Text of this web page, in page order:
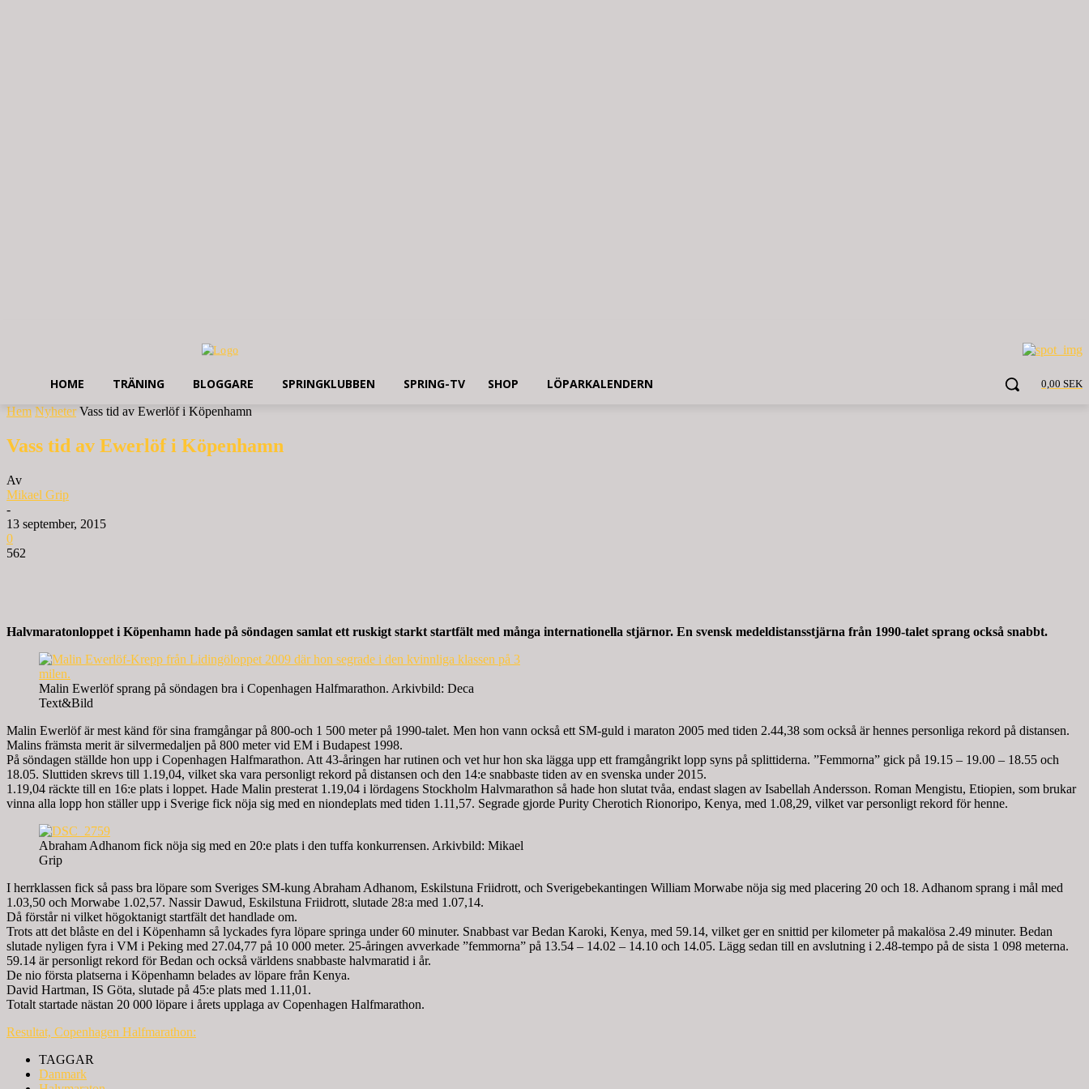
0,00 SEK
HOME TRÄNING BLOGGARE SPRINGKLUBBEN SPRING-TV SHOP LÖPARKALENDERN
Hem Nyheter Vass tid av Ewerlöf i Köpenhamn
Vass tid av Ewerlöf i Köpenhamn
Av
Mikael Grip
-
13 september, 2015
0
562
Halvmaratonloppet i Köpenhamn hade på söndagen samlat ett ruskigt starkt startfält med många internationella stjärnor. En svensk medeldistansstjärna från 1990-talet sprang också snabbt.
Malin Ewerlöf sprang på söndagen bra i Copenhagen Halfmarathon. Arkivbild: Deca
Text&Bild
Malin Ewerlöf är mest känd för sina framgångar på 800-och 1 500 meter på 1990-talet. Men hon vann också ett SM-guld i maraton 2005 med tiden 2.44,38 som också är hennes personliga rekord på distansen.
Malins främsta merit är silvermedaljen på 800 meter vid EM i Budapest 1998.
På söndagen ställde hon upp i Copenhagen Halfmarathon. Att 43-åringen har rutinen och vet hur hon ska lägga upp ett framgångrikt lopp syns på splittiderna. ”Femmorna” gick på 19.15 – 19.00 – 18.55 och
18.05. Sluttiden skrevs till 1.19,04, vilket ska vara personligt rekord på distansen och den 14:e snabbaste tiden av en svenska under 2015.
1.19,04 räckte till en 16:e plats i loppet. Hade Malin presterat 1.19,04 i lördagens Stockholm Halvmarathon så hade hon slutat tvåa, endast slagen av Isabellah Andersson. Roman Mengistu, Etiopien, som brukar
vinna alla lopp hon ställer upp i Sverige fick nöja sig med en niondeplats med tiden 1.11,57. Segrade gjorde Purity Cherotich Rionoripo, Kenya, med 1.08,29, vilket var personligt rekord för henne.
Abraham Adhanom fick nöja sig med en 20:e plats i den tuffa konkurrensen. Arkivbild: Mikael
Grip
I herrklassen fick så pass bra löpare som Sveriges SM-kung Abraham Adhanom, Eskilstuna Friidrott, och Sverigebekantingen William Morwabe nöja sig med placering 20 och 18. Adhanom sprang i mål med
1.03,50 och Morwabe 1.02,57. Nassir Dawud, Eskilstuna Friidrott, slutade 28:a med 1.07,14.
Då förstår ni vilket högoktanigt startfält det handlade om.
Trots att det blåste en del i Köpenhamn så lyckades fyra löpare springa under 60 minuter. Snabbast var Bedan Karoki, Kenya, med 59.14, vilket ger en snittid per kilometer på makalösa 2.49 minuter. Bedan
slutade nyligen fyra i VM i Peking med 27.04,77 på 10 000 meter. 25-åringen avverkade ”femmorna” på 13.54 – 14.02 – 14.10 och 14.05. Lägg sedan till en avslutning i 2.48-tempo på de sista 1 098 meterna.
59.14 är personligt rekord för Bedan och också världens snabbaste halvmaratid i år.
De nio första platserna i Köpenhamn belades av löpare från Kenya.
David Hartman, IS Göta, slutade på 45:e plats med 1.11,01.
Totalt startade nästan 20 000 löpare i årets upplaga av Copenhagen Halfmarathon.
Resultat, Copenhagen Halfmarathon:
TAGGAR
Danmark